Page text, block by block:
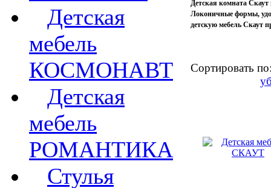
Детская
мебель
КОСМОНАВТ
Детская
мебель
РОМАНТИКА
Стулья
Детская комната
Локоничные формы,
детскую мебель Скаут
Сортировать